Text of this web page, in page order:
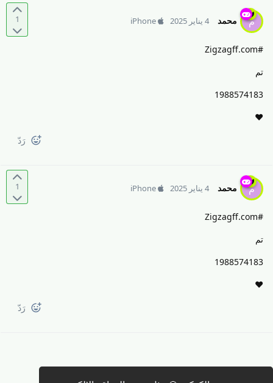
1 م محمد 4 يناير 2025 iPhone
#Zigzagff.com
تم
1988574183
❤️
رَدّ
1 م محمد 4 يناير 2025 iPhone
#Zigzagff.com
تم
1988574183
❤️
رَدّ